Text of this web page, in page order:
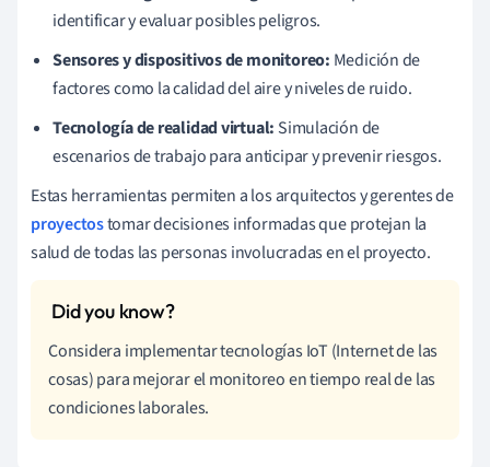
identificar y evaluar posibles peligros.
Sensores y dispositivos de monitoreo: Medición de
factores como la calidad del aire y niveles de ruido.
Tecnología de realidad virtual: Simulación de
escenarios de trabajo para anticipar y prevenir riesgos.
Estas herramientas permiten a los arquitectos y gerentes de
proyectostomar decisiones informadas que protejan la
salud de todas las personas involucradas en el proyecto.
Considera implementar tecnologías IoT (Internet de las
cosas) para mejorar el monitoreo en tiempo real de las
condiciones laborales.